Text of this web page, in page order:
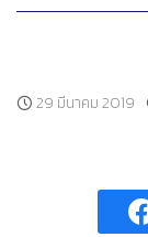
29 มีนาคม 2019